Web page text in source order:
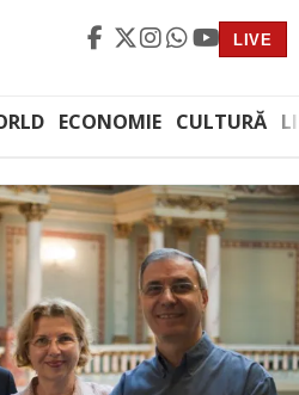
LIVE
ECONOMIE CULTURĂ